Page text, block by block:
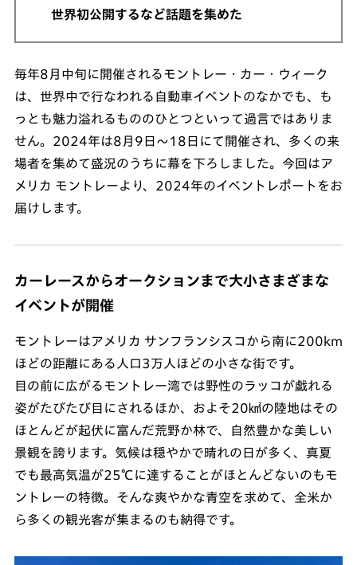
世界初公開するなど話題を集めた
毎年8月中旬に開催されるモントレー・カー・ウィーク
は、世界中で行なわれる自動車イベントのなかでも、も
っとも魅力溢れるもののひとつといって過言ではありま
せん。2024年は8月9日～18日にて開催され、多くの来
場者を集めて盛況のうちに幕を下ろしました。今回はア
メリカ モントレーより、2024年のイベントレポートをお
届けします。
カーレースからオークションまで大小さまざまな
イベントが開催
モントレーはアメリカ サンフランシスコから南に200km
ほどの距離にある人口3万人ほどの小さな街です。
目の前に広がるモントレー湾では野性のラッコが戯れる
姿がたびたび目にされるほか、およそ20㎢の陸地はその
ほとんどが起伏に富んだ荒野か林で、自然豊かな美しい
景観を誇ります。気候は穏やかで晴れの日が多く、真夏
でも最高気温が25℃に達することがほとんどないのもモ
ントレーの特徴。そんな爽やかな青空を求めて、全米か
ら多くの観光客が集まるのも納得です。